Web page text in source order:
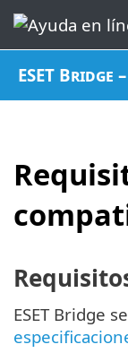
ESET Bridge
ESET Bridge